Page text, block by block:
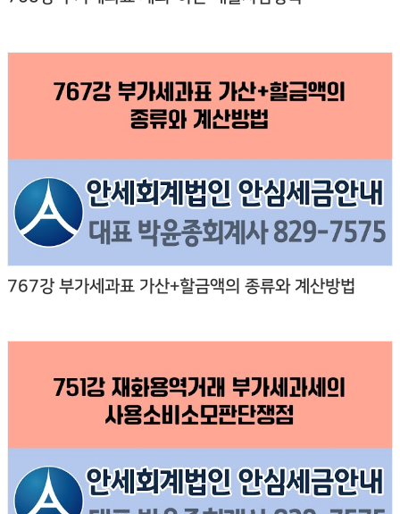
767강 부가세과표 가산+할금액의 종류와 계산방법